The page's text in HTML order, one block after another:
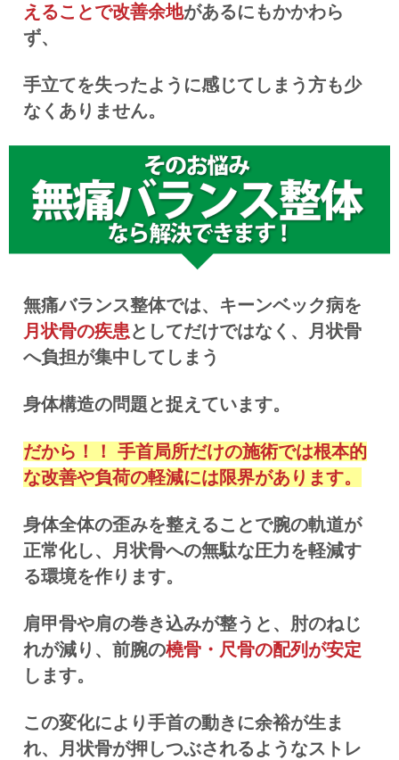
えることで改善余地があるにもかかわら
ず、
手立てを失ったように感じてしまう方も少
なくありません。
無痛バランス整体では、キーンベック病を
月状骨の疾患としてだけではなく、月状骨
へ負担が集中してしまう
身体構造の問題と捉えています。
だから！！ 手首局所だけの施術では根本的
な改善や負荷の軽減には限界があります。
身体全体の歪みを整えることで腕の軌道が
正常化し、月状骨への無駄な圧力を軽減す
る環境を作ります。
肩甲骨や肩の巻き込みが整うと、肘のねじ
れが減り、前腕の橈骨・尺骨の配列が安定
します。
この変化により手首の動きに余裕が生ま
れ、月状骨が押しつぶされるようなストレ